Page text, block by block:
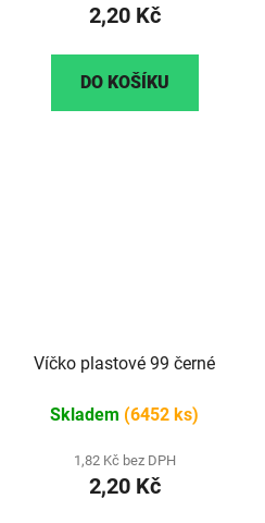
2,20 Kč
DO KOŠÍKU
Víčko plastové 99 černé
Skladem (6452 ks)
1,82 Kč bez DPH
2,20 Kč